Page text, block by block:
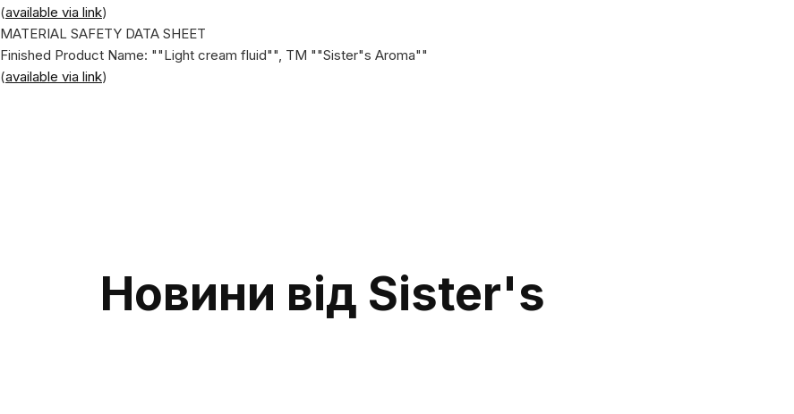
(available via link)
MATERIAL SAFETY DATA SHEET
Finished Product Name: ""Light cream fluid"", ТМ ""Sister"s Aroma""
(available via link)
Новини від Sister's